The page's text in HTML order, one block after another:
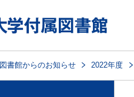
図書館からのお知らせ 2022年度